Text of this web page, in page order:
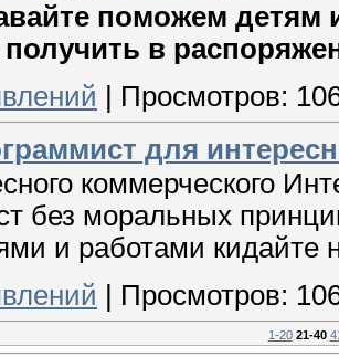
поможем детям
получить в
Просмотров:
для
коммерческого
без моральных
и работами кидайте
| Просмотров:
1-20 21-40